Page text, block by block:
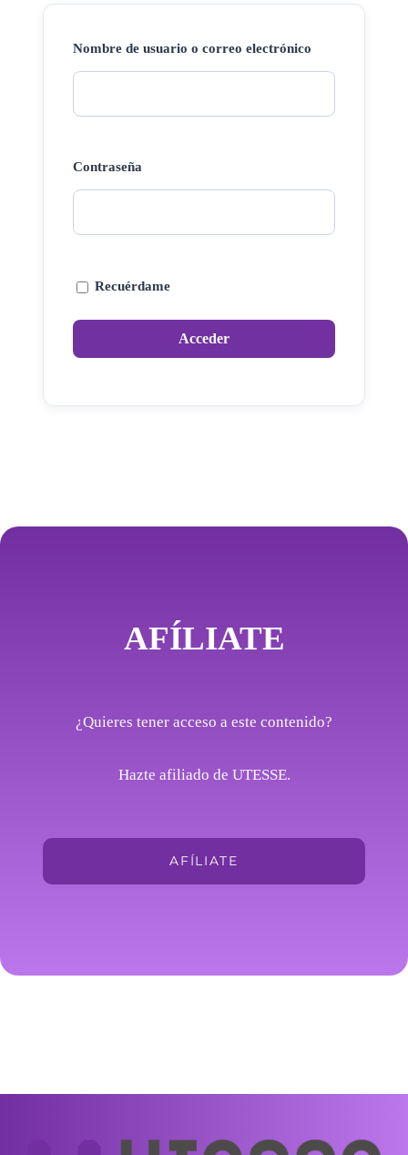
Nombre de usuario o correo electrónico
Contraseña
Recuérdame
AFÍLIATE
¿Quieres tener acceso a este contenido?
Hazte afiliado de UTESSE.
AFÍLIATE